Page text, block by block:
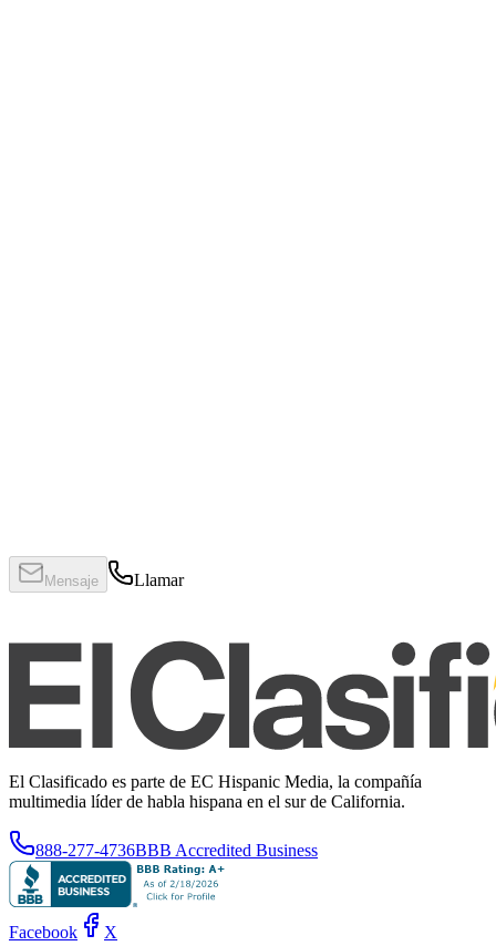
Mensaje Llamar
El Clasificado es parte de EC Hispanic Media, la compañía
multimedia líder de habla hispana en el sur de California.
888-277-4736BBB Accredited Business
Facebook X